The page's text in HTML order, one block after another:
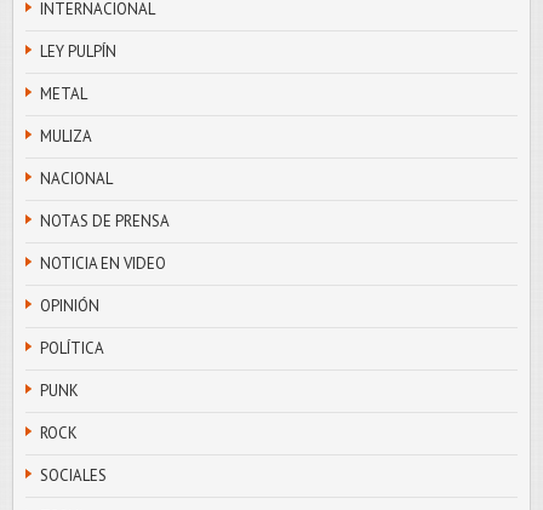
INTERNACIONAL
LEY PULPÍN
METAL
MULIZA
NACIONAL
NOTAS DE PRENSA
NOTICIA EN VIDEO
OPINIÓN
POLÍTICA
PUNK
ROCK
SOCIALES